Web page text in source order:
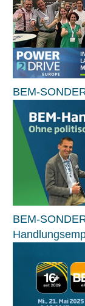
BEM-
BEM-